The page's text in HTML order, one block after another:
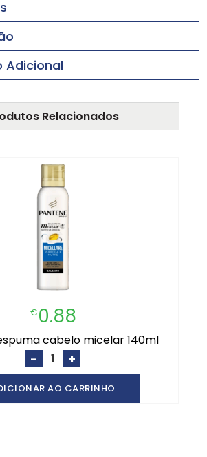
Adicional
Relacionados
€0.88
cabelo micelar 140ml
- +
AO CARRINHO